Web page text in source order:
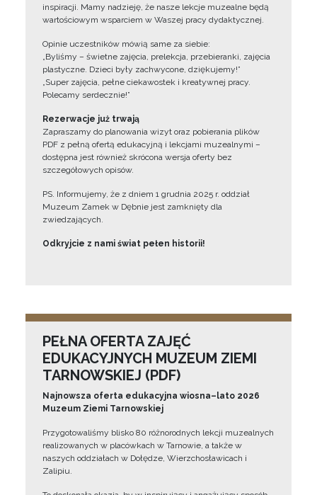
inspiracji. Mamy nadzieję, że nasze lekcje muzealne będą
wartościowym wsparciem w Waszej pracy dydaktycznej.
Opinie uczestników mówią same za siebie:
„Byliśmy – świetne zajęcia, prelekcja, przebieranki, zajęcia
plastyczne. Dzieci były zachwycone, dziękujemy!”
„Super zajęcia, pełne ciekawostek i kreatywnej pracy.
Polecamy serdecznie!”
Rezerwacje już trwają
Zapraszamy do planowania wizyt oraz pobierania plików
PDF z pełną ofertą edukacyjną i lekcjami muzealnymi –
dostępna jest również skrócona wersja oferty bez
szczegółowych opisów.
PS. Informujemy, że z dniem 1 grudnia 2025 r. oddział
Muzeum Zamek w Dębnie jest zamknięty dla
zwiedzających.
Odkryjcie z nami świat pełen historii!
PEŁNA OFERTA ZAJĘĆ
EDUKACYJNYCH MUZEUM ZIEMI
TARNOWSKIEJ (PDF)
Najnowsza oferta edukacyjna wiosna–lato 2026
Muzeum Ziemi Tarnowskiej
Przygotowaliśmy blisko 80 różnorodnych lekcji muzealnych
realizowanych w placówkach w Tarnowie, a także w
naszych oddziałach w Dołędze, Wierzchosławicach i
Zalipiu.